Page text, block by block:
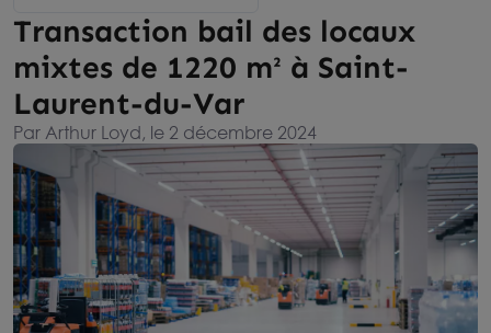
Transaction bail des locaux
mixtes de 1220 m² à Saint-
Laurent-du-Var
Par Arthur Loyd, le 2 décembre 2024